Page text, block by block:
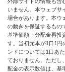
いません。本ウェブサ
場合があります。本ウ
の動きを保証するもの
基準価額・分配金再投
す。当初元本が1口1円
ンドについては1口あ
ておりません。ただし
配金の表示数値は、基